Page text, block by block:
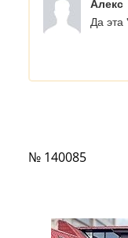
Алекс
Да эта
№ 140085